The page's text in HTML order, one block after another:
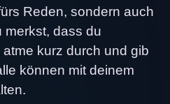
Reden, sondern auch
merkst, dass du
kurz durch und gib
können mit deinem